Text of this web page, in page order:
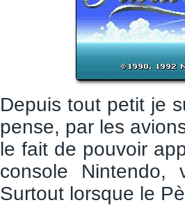
Depuis tout petit je
pense, par les
le fait de pouvoir
console
Surtout lorsque le